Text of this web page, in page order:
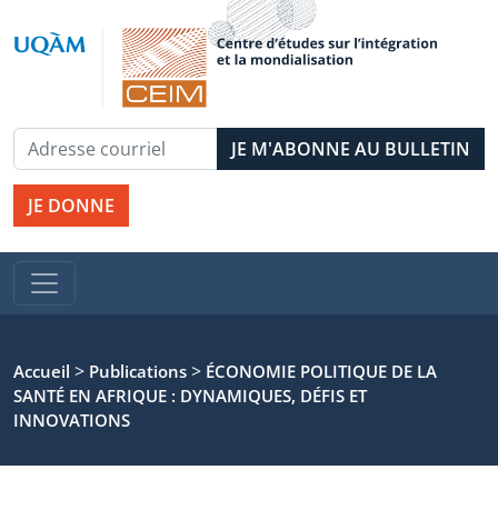
JE DONNE
Accueil > Publications > ÉCONOMIE POLITIQUE DE LA
SANTÉ EN AFRIQUE : DYNAMIQUES, DÉFIS ET
INNOVATIONS